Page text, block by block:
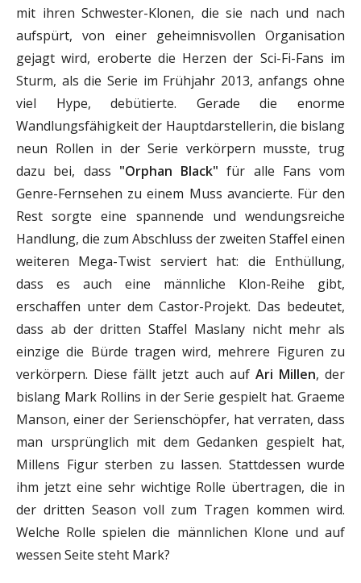
mit ihren Schwester-Klonen, die sie nach und nach
aufspürt, von einer geheimnisvollen Organisation
gejagt wird, eroberte die Herzen der Sci-Fi-Fans im
Sturm, als die Serie im Frühjahr 2013, anfangs ohne
viel Hype, debütierte. Gerade die enorme
Wandlungsfähigkeit der Hauptdarstellerin, die bislang
neun Rollen in der Serie verkörpern musste, trug
dazu bei, dass "Orphan Black" für alle Fans vom
Genre-Fernsehen zu einem Muss avancierte. Für den
Rest sorgte eine spannende und wendungsreiche
Handlung, die zum Abschluss der zweiten Staffel einen
weiteren Mega-Twist serviert hat: die Enthüllung,
dass es auch eine männliche Klon-Reihe gibt,
erschaffen unter dem Castor-Projekt. Das bedeutet,
dass ab der dritten Staffel Maslany nicht mehr als
einzige die Bürde tragen wird, mehrere Figuren zu
verkörpern. Diese fällt jetzt auch auf Ari Millen, der
bislang Mark Rollins in der Serie gespielt hat. Graeme
Manson, einer der Serienschöpfer, hat verraten, dass
man ursprünglich mit dem Gedanken gespielt hat,
Millens Figur sterben zu lassen. Stattdessen wurde
ihm jetzt eine sehr wichtige Rolle übertragen, die in
der dritten Season voll zum Tragen kommen wird.
Welche Rolle spielen die männlichen Klone und auf
wessen Seite steht Mark?